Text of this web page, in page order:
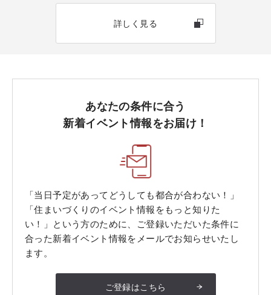
詳しく見る
あなたの条件に合う
新着イベント情報をお届け！
「当日予定があってどうしても都合が合わない！」
「住まいづくりのイベント情報をもっと知りた
い！」という方のために、ご登録いただいた条件に
合った新着イベント情報をメールでお知らせいたし
ます。
ご登録はこちら